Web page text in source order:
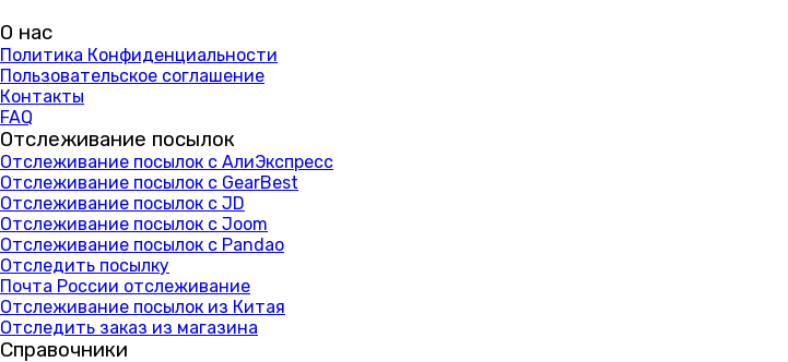
О нас
Политика Конфиденциальности
Пользовательское соглашение
Контакты
FAQ
Отслеживание посылок
Отслеживание посылок с АлиЭкспресс
Отслеживание посылок с GearBest
Отслеживание посылок с JD
Отслеживание посылок с Joom
Отслеживание посылок с Pandao
Отследить посылку
Почта России отслеживание
Отслеживание посылок из Китая
Отследить заказ из магазина
Справочники